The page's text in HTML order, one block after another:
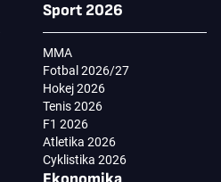
Sport 2026
MMA
Fotbal 2026/27
Hokej 2026
Tenis 2026
F1 2026
Atletika 2026
Cyklistika 2026